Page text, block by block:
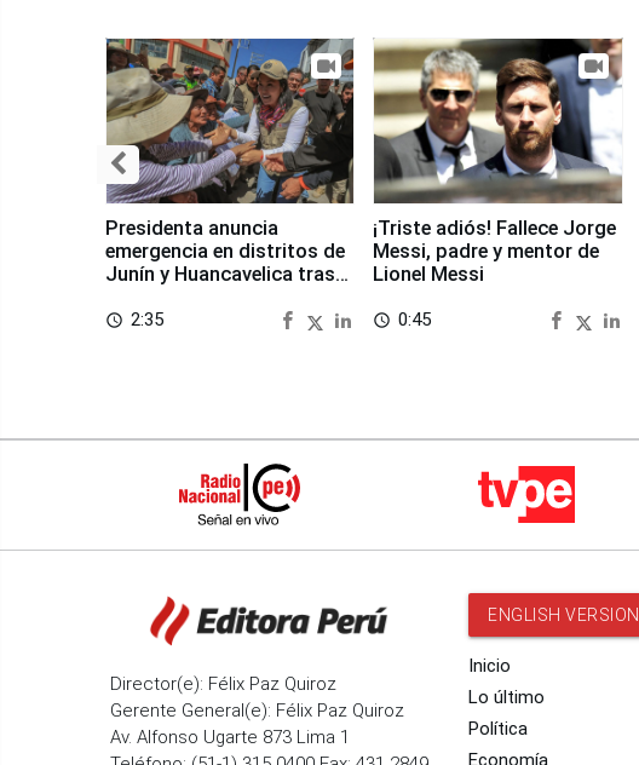
Presidenta anuncia
emergencia en distritos de
Junín y Huancavelica tras
access_time 2:35
¡Triste adiós! Fallece Jorge
Messi, padre y mentor de
Lionel Messi
access_time 0:45
Director(e): Félix Paz Quiroz
Gerente General(e): Félix Paz Quiroz
Av. Alfonso Ugarte 873 Lima 1
ENGLISH VERSION
Inicio
Lo último
Política
Economía